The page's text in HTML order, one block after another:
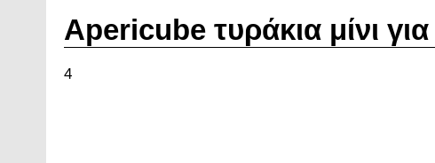
Apericube τυράκια μίνι
4